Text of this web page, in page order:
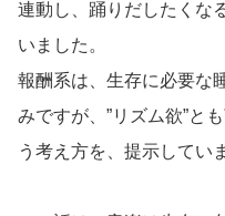
連動し、踊りだしたくな
いました。
報酬系は、生存に必要な
みですが、”リズム欲”と
う考え方を、提示してい